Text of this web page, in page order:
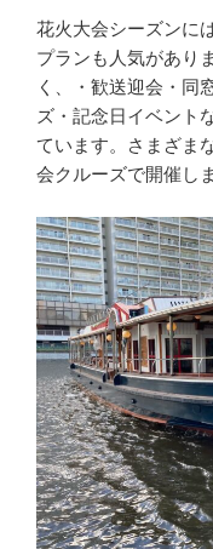
花火大会シーズンに
プランも人気があり
く、・歓送迎会・同
ズ・記念日イベント
ています。さまざま
会クルーズで開催し